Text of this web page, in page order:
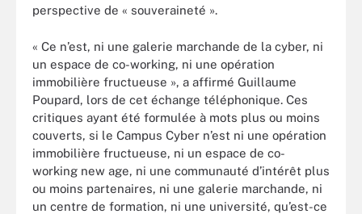
perspective de « souveraineté ».
« Ce n’est, ni une galerie marchande de la cyber, ni
un espace de co-working, ni une opération
immobilière fructueuse », a affirmé Guillaume
Poupard, lors de cet échange téléphonique. Ces
critiques ayant été formulée à mots plus ou moins
couverts, si le Campus Cyber n’est ni une opération
immobilière fructueuse, ni un espace de co-
working new age, ni une communauté d’intérêt plus
ou moins partenaires, ni une galerie marchande, ni
un centre de formation, ni une université, qu’est-ce